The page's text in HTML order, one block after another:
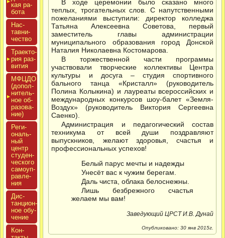
кая ра­
бота
Нас­
тавни­
чес­тво
Тра­ек­то­
рия раз­
ви­тия
МФЦДО
(до­пол­
ни­тель­
ное об­
ра­зова­
ние)
Реги­
ональ­
ный
центр
сту­ден­
ческо­го
са­мо­уп­
равле­
ния
Дис­
танци­он­
ное обу­
чение
Кон­
В ходе церемонии было сказано много
теплых, трогательных слов. С напутственными
пожеланиями выступили: директор колледжа
Татьяна Алексеевна Советова, первый
заместитель главы администрации
муниципального образования город Донской
Наталия Николаевна Костомарова.
В торжественной части программы
участвовали творческие коллективы Центра
культуры и досуга – студия спортивного
бального танца «Кристалл» (руководитель
Полина Колыкина) и лауреаты всероссийских и
международных конкурсов шоу-балет «Земля-
Воздух» (руководитель Виктория Сергеевна
Саенко).
Администрация и педагогический состав
техникума от всей души поздравляют
выпускников, желают здоровья, счастья и
профессиональных успехов!
Белый парус мечты и надежды
Унесёт вас к чужим берегам.
Даль чиста, облака белоснежны.
Лишь безбрежного счастья
желаем мы вам!
Заведующий ЦРСТ И.В. Дунай
Опубликовано: 30 янв 2015г.